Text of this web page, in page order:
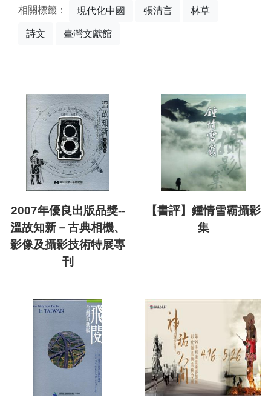
相關標籤： 現代化中國 張清言 林草
詩文 臺灣文獻館
2007年優良出版品獎--
溫故知新－古典相機、
影像及攝影技術特展專
刊
【書評】鍾情雪霸攝影
集